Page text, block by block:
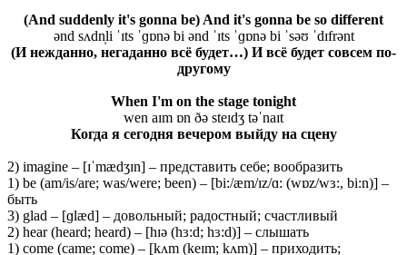
(And suddenly it's gonna be) And it's gonna be so different
ənd sʌdn̩li ˈɪts ˈɡɒnə bi ənd ˈɪts ˈɡɒnə bi ˈsəʊ ˈdɪfrənt
(И нежданно, негаданно всё будет…) И всё будет совсем по-
другому
When I'm on the stage tonight
wen aɪm ɒn ðə steɪdʒ təˈnaɪt
Когда я сегодня вечером выйду на сцену
2) imagine – [ɪˈmædʒɪn] – представить себе; вообразить
1) be (am/is/are; was/were; been) – [bi:/æm/ɪz/ɑ: (wɒz/wɜ:, bi:n)] –
быть
3) glad – [ɡlæd] – довольный; радостный; счастливый
2) hear (heard; heard) – [hɪə (hɜ:d; hɜ:d)] – слышать
1) come (came; come) – [kʌm (keɪm; kʌm)] – приходить;